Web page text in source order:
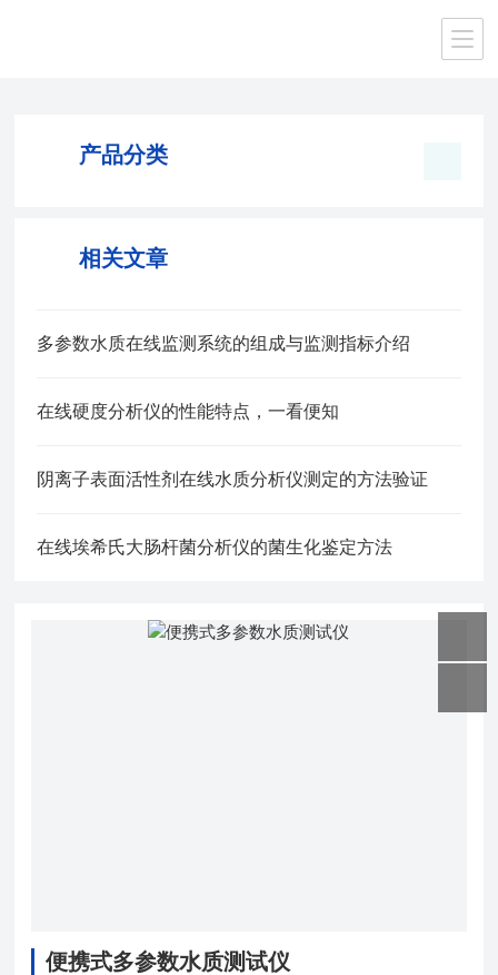
/
产品分类
相关文章
多参数水质在线监测系统的组成与监测指标介绍
在线硬度分析仪的性能特点，一看便知
阴离子表面活性剂在线水质分析仪测定的方法验证
在线埃希氏大肠杆菌分析仪的菌生化鉴定方法
便携式多参数水质测试仪